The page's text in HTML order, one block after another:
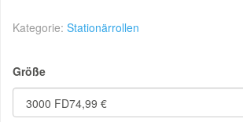
Kategorie: Stationärrollen
Größe